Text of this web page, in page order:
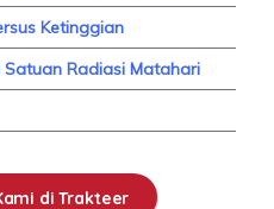
Ketinggian
Radiasi Matahari
di Trakteer